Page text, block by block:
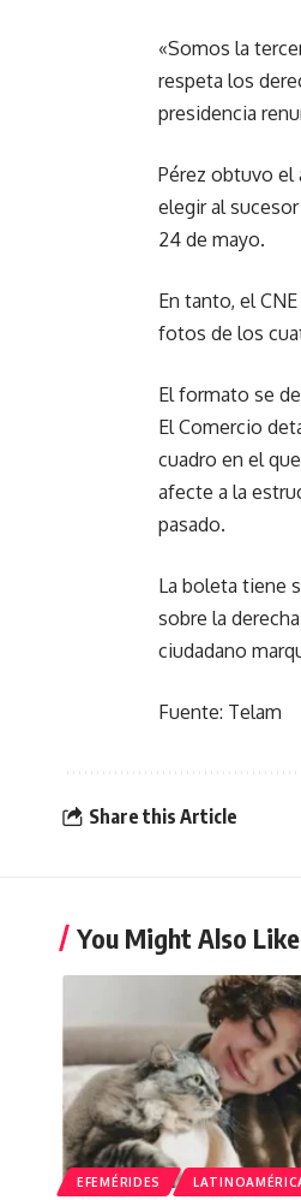
«Somos la
respeta los
presidencia
Pérez obtuvo el
elegir al
24 de mayo.
En tanto, el
fotos de los
El formato se
El Comercio
cuadro en el
afecte a la
pasado.
La boleta tiene
sobre la
ciudadano
Fuente: Telam
Share this Article
You Might Also Like
EFEMÉRIDES